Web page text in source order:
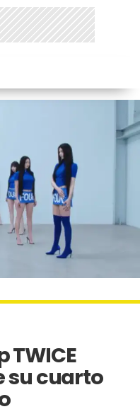
TWICE
su cuarto